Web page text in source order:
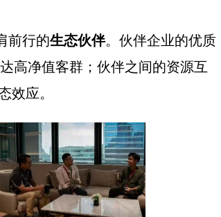
行的生态伙伴。伙伴企业的优质
高净值客群；伙伴之间的资源互
效应。